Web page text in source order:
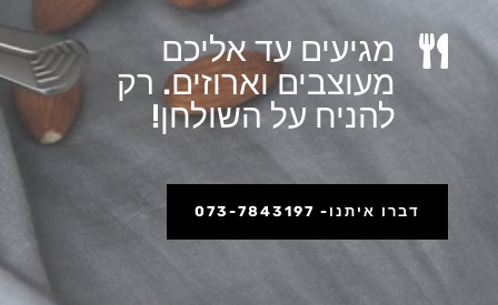

מגיעים עד אליכם
מעוצבים וארוזים. רק
להניח על השולחן!
דברו איתנו- 073-7843197